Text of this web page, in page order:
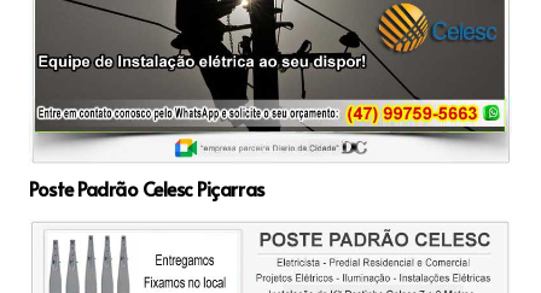
Poste Padrão Celesc Piçarras